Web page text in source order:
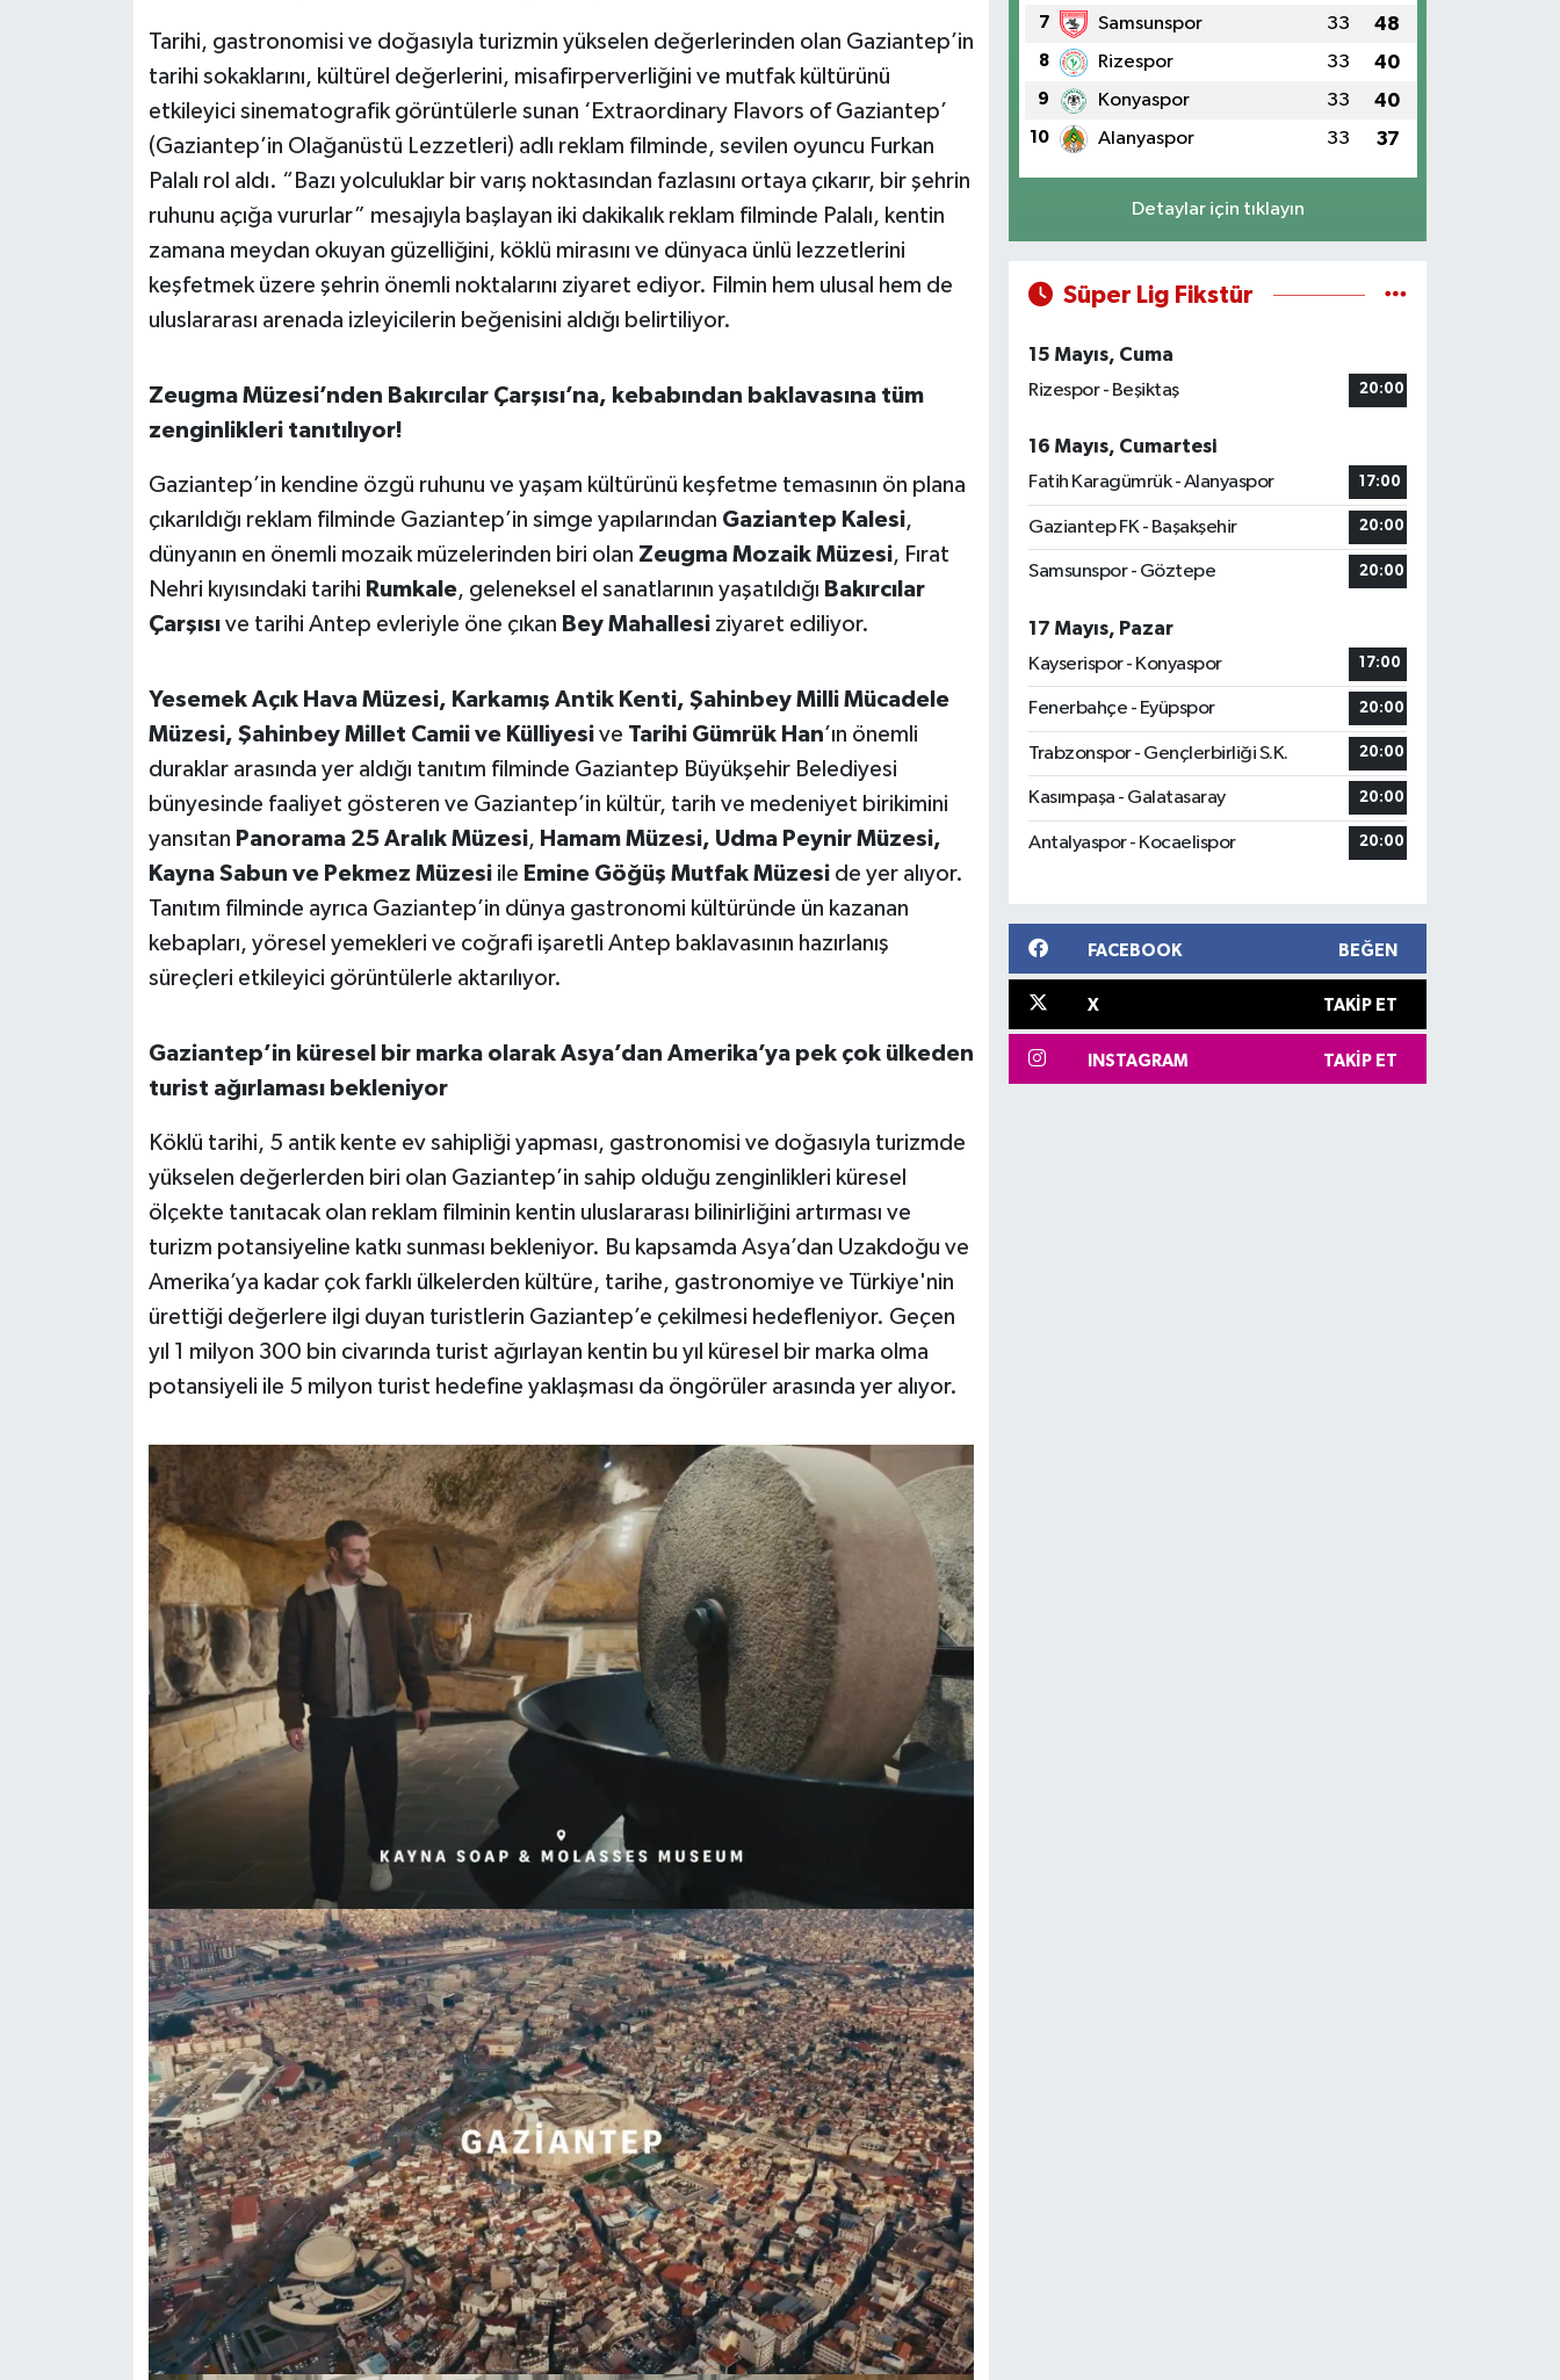
Tarihi, gastronomisi ve doğasıyla turizmin yükselen değerlerinden olan Gaziantep’in
tarihi sokaklarını, kültürel değerlerini, misafirperverliğini ve mutfak kültürünü
etkileyici sinematografik görüntülerle sunan ‘Extraordinary Flavors of Gaziantep’
(Gaziantep’in Olağanüstü Lezzetleri) adlı reklam filminde, sevilen oyuncu Furkan
Palalı rol aldı. “Bazı yolculuklar bir varış noktasından fazlasını ortaya çıkarır, bir şehrin
ruhunu açığa vururlar” mesajıyla başlayan iki dakikalık reklam filminde Palalı, kentin
zamana meydan okuyan güzelliğini, köklü mirasını ve dünyaca ünlü lezzetlerini
keşfetmek üzere şehrin önemli noktalarını ziyaret ediyor. Filmin hem ulusal hem de
uluslararası arenada izleyicilerin beğenisini aldığı belirtiliyor.
Zeugma Müzesi’nden Bakırcılar Çarşısı’na, kebabından baklavasına tüm
zenginlikleri tanıtılıyor!
Gaziantep’in kendine özgü ruhunu ve yaşam kültürünü keşfetme temasının ön plana
çıkarıldığı reklam filminde Gaziantep’in simge yapılarından Gaziantep Kalesi,
dünyanın en önemli mozaik müzelerinden biri olan Zeugma Mozaik Müzesi, Fırat
Nehri kıyısındaki tarihi Rumkale, geleneksel el sanatlarının yaşatıldığı Bakırcılar
Çarşısıve tarihi Antep evleriyle öne çıkan Bey Mahallesiziyaret ediliyor.
Yesemek Açık Hava Müzesi, Karkamış Antik Kenti, Şahinbey Milli Mücadele
Müzesi, Şahinbey Millet Camii ve Külliyesive Tarihi Gümrük Han’ın önemli
duraklar arasında yer aldığı tanıtım filminde Gaziantep Büyükşehir Belediyesi
bünyesinde faaliyet gösteren ve Gaziantep’in kültür, tarih ve medeniyet birikimini
yansıtan Panorama 25 Aralık Müzesi, Hamam Müzesi, Udma Peynir Müzesi,
Kayna Sabun ve Pekmez Müzesiile Emine Göğüş Mutfak Müzeside yer alıyor.
Tanıtım filminde ayrıca Gaziantep’in dünya gastronomi kültüründe ün kazanan
kebapları, yöresel yemekleri ve coğrafi işaretli Antep baklavasının hazırlanış
süreçleri etkileyici görüntülerle aktarılıyor.
Gaziantep’in küresel bir marka olarak Asya’dan Amerika’ya pek çok ülkeden
turist ağırlaması bekleniyor
Köklü tarihi, 5 antik kente ev sahipliği yapması, gastronomisi ve doğasıyla turizmde
yükselen değerlerden biri olan Gaziantep’in sahip olduğu zenginlikleri küresel
ölçekte tanıtacak olan reklam filminin kentin uluslararası bilinirliğini artırması ve
turizm potansiyeline katkı sunması bekleniyor. Bu kapsamda Asya’dan Uzakdoğu ve
Amerika’ya kadar çok farklı ülkelerden kültüre, tarihe, gastronomiye ve Türkiye'nin
ürettiği değerlere ilgi duyan turistlerin Gaziantep’e çekilmesi hedefleniyor. Geçen
yıl 1 milyon 300 bin civarında turist ağırlayan kentin bu yıl küresel bir marka olma
potansiyeli ile 5 milyon turist hedefine yaklaşması da öngörüler arasında yer alıyor.
7 Samsunspor 33 48
8 Rizespor 33 40
9 Konyaspor 33 40
10 Alanyaspor 33 37
Detaylar için tıklayın
Süper Lig Fikstür
15 Mayıs, Cuma
Rizespor - Beşiktaş
20:00
16 Mayıs, Cumartesi
Fatih Karagümrük - Alanyaspor
17:00
Gaziantep FK - Başakşehir 20:00
Samsunspor - Göztepe 20:00
17 Mayıs, Pazar
Kayserispor - Konyaspor
17:00
Fenerbahçe - Eyüpspor 20:00
Trabzonspor - Gençlerbirliği S.K. 20:00
Kasımpaşa - Galatasaray 20:00
Antalyaspor - Kocaelispor 20:00
FACEBOOK BEĞEN
X TAKIP ET
INSTAGRAM TAKIP ET
SÜRMANŞET
TEKNOLOJİ
VİZYONDAKİLER